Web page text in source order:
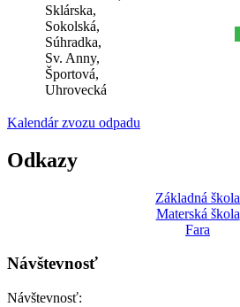
Sklárska,
Sokolská,
Súhradka,
Sv. Anny,
Športová,
Uhrovecká
Kalendár zvozu odpadu
Odkazy
Základná škola
Materská škola
Fara
Návštevnosť
Návštevnosť: